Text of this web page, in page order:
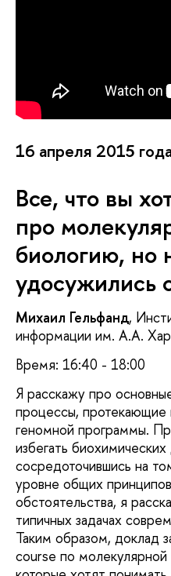
16 апреля 2015
Все, что вы
про
биологию, но
удосужились
Михаил Гельфанд,
информации им. А.А.
Время: 16:40 - 18:00
Я расскажу про
процессы, протекающие
геномной программы.
избегать
сосредоточившись на
уровне общих
обстоятельства, я
типичных задачах
Таким образом, доклад
course по молекулярной